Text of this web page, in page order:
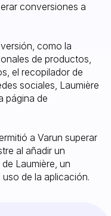
conversiones a
como la
de productos,
el recopilador de
sociales, Laumière
página de
a Varun superar
al añadir un
Laumière, un
de la aplicación.